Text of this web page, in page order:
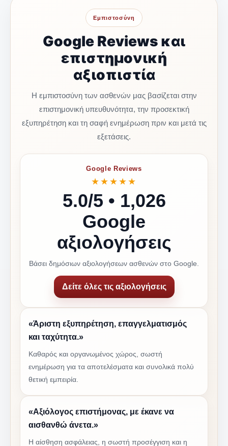
Εμπιστοσύνη
Google Reviews και
επιστημονική
αξιοπιστία
Η εμπιστοσύνη των ασθενών μας βασίζεται στην
επιστημονική υπευθυνότητα, την προσεκτική
εξυπηρέτηση και τη σαφή ενημέρωση πριν και μετά τις
εξετάσεις.
Google Reviews
★★★★★
5.0/5 • 1,026
Google
αξιολογήσεις
Βάσει δημόσιων αξιολογήσεων ασθενών στο Google.
Δείτε όλες τις αξιολογήσεις
«Άριστη εξυπηρέτηση, επαγγελματισμός
και ταχύτητα.»
Καθαρός και οργανωμένος χώρος, σωστή
ενημέρωση για τα αποτελέσματα και συνολικά πολύ
θετική εμπειρία.
«Αξιόλογος επιστήμονας, με έκανε να
αισθανθώ άνετα.»
Η αίσθηση ασφάλειας, η σωστή προσέγγιση και η